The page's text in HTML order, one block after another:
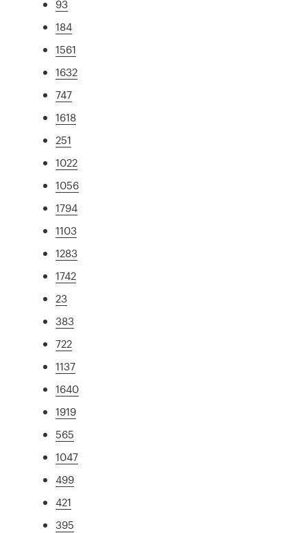
93
184
1561
1632
747
1618
251
1022
1056
1794
1103
1283
1742
23
383
722
1137
1640
1919
565
1047
499
421
395